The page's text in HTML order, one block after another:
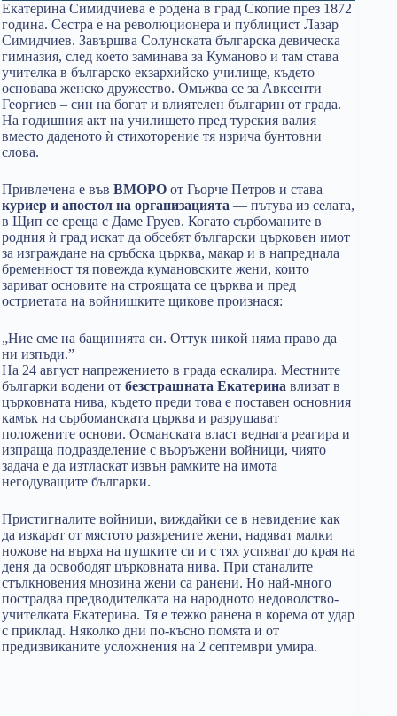
Eкатерина Симидчиева е родена в град Скопие през 1872
година. Сестра е на революционера и публицист Лазар
Симидчиев. Завършва Солунската българска девическа
гимназия, след което заминава за Куманово и там става
учителка в българско екзархийско училище, където
основава женско дружество. Омъжва се за Авксенти
Георгиев – син на богат и влиятелен българин от града.
На годишния акт на училището пред турския валия
вместо даденото ѝ стихоторение тя изрича бунтовни
слова.
Привлечена е във ВМОРО от Гьорче Петров и става
куриер и апостол на организацията — пътува из селата,
в Щип се среща с Даме Груев. Когато сърбоманите в
родния ѝ град искат да обсебят български църковен имот
за изграждане на сръбска църква, макар и в напреднала
бременност тя повежда кумановските жени, които
зариват основите на строящата се църква и пред
остриетата на войнишките щикове произнася:
„Ние сме на бащинията си. Оттук никой няма право да
ни изпъди.”
На 24 август напрежението в града ескалира. Местните
българки водени от безстрашната Екатерина влизат в
църковната нива, където преди това е поставен основния
камък на сърбоманската църква и разрушават
положените основи. Османската власт веднага реагира и
изпраща подразделение с въоръжени войници, чиято
задача е да изтласкат извън рамките на имота
негодуващите българки.
Пристигналите войници, виждайки се в невидение как
да изкарат от мястото разярените жени, надяват малки
ножове на върха на пушките си и с тях успяват до края на
деня да освободят църковната нива. При станалите
стълкновения мнозина жени са ранени. Но най-много
пострадва предводителката на народното недоволство-
учителката Екатерина. Тя е тежко ранена в корема от удар
с приклад. Няколко дни по-късно помята и от
предизвиканите усложнения на 2 септември умира.